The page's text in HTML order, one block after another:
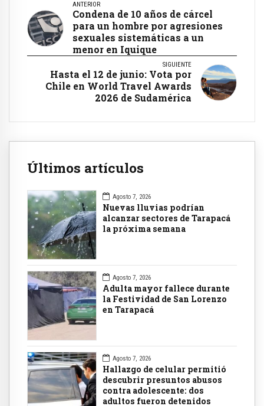
ANTERIOR
Condena de 10 años de cárcel
para un hombre por agresiones
sexuales sistemáticas a un
menor en Iquique
SIGUIENTE
Hasta el 12 de junio: Vota por
Chile en World Travel Awards
2026 de Sudamérica
Últimos artículos
Agosto 7, 2026
Nuevas lluvias podrían
alcanzar sectores de Tarapacá
la próxima semana
Agosto 7, 2026
Adulta mayor fallece durante
la Festividad de San Lorenzo
en Tarapacá
Agosto 7, 2026
Hallazgo de celular permitió
descubrir presuntos abusos
contra adolescente: dos
adultos fueron detenidos